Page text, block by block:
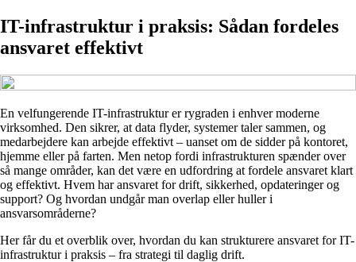
IT-infrastruktur i praksis: Sådan fordeles
ansvaret effektivt
En velfungerende IT-infrastruktur er rygraden i enhver moderne
virksomhed. Den sikrer, at data flyder, systemer taler sammen, og
medarbejdere kan arbejde effektivt – uanset om de sidder på kontoret,
hjemme eller på farten. Men netop fordi infrastrukturen spænder over
så mange områder, kan det være en udfordring at fordele ansvaret klart
og effektivt. Hvem har ansvaret for drift, sikkerhed, opdateringer og
support? Og hvordan undgår man overlap eller huller i
ansvarsområderne?
Her får du et overblik over, hvordan du kan strukturere ansvaret for IT-
infrastruktur i praksis – fra strategi til daglig drift.